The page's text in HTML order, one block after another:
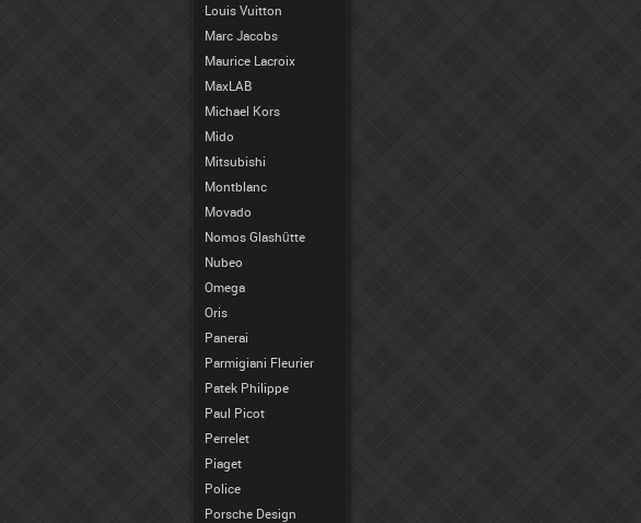
Louis Vuitton
Marc Jacobs
Maurice Lacroix
MaxLAB
Michael Kors
Mido
Mitsubishi
Montblanc
Movado
Nomos Glashütte
Nubeo
Omega
Oris
Panerai
Parmigiani Fleurier
Patek Philippe
Paul Picot
Perrelet
Piaget
Police
Porsche Design